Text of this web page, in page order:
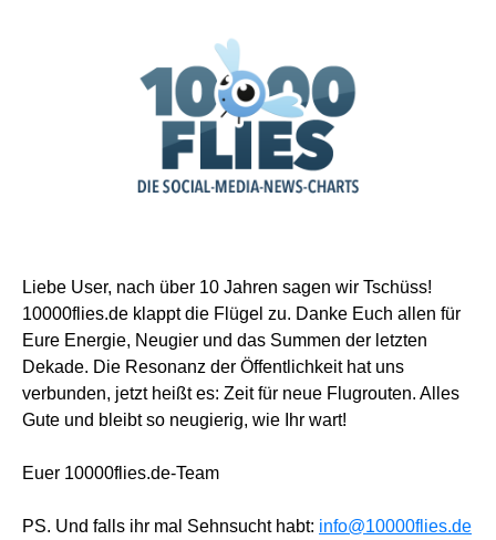
Liebe User, nach über 10 Jahren sagen wir Tschüss!
10000flies.de klappt die Flügel zu. Danke Euch allen für
Eure Energie, Neugier und das Summen der letzten
Dekade. Die Resonanz der Öffentlichkeit hat uns
verbunden, jetzt heißt es: Zeit für neue Flugrouten. Alles
Gute und bleibt so neugierig, wie Ihr wart!
Euer 10000flies.de-Team
PS. Und falls ihr mal Sehnsucht habt: info@10000flies.de